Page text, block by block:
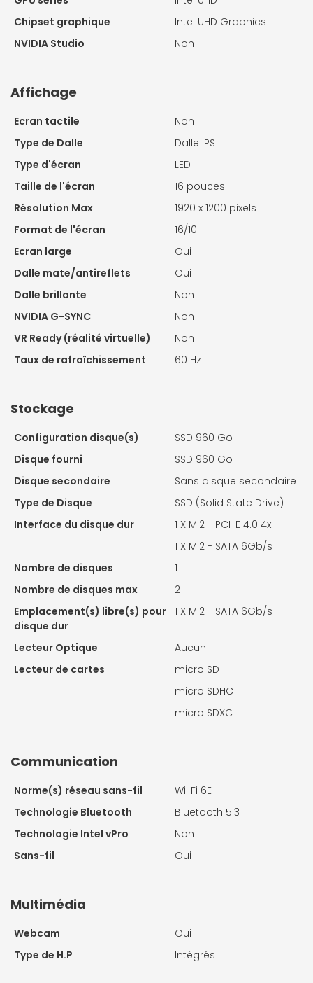
Chipset graphique
Intel UHD Graphics
NVIDIA Studio
Non
Affichage
Ecran tactile
Non
Type de Dalle
Dalle IPS
Type d'écran
LED
Taille de l'écran
16 pouces
Résolution Max
1920 x 1200 pixels
Format de l'écran
16/10
Ecran large
Oui
Dalle mate/antireflets
Oui
Dalle brillante
Non
NVIDIA G-SYNC
Non
VR Ready (réalité virtuelle)
Non
Taux de rafraîchissement
60 Hz
Stockage
Configuration disque(s)
SSD 960 Go
Disque fourni
SSD 960 Go
Disque secondaire
Sans disque secondaire
Type de Disque
SSD (Solid State Drive)
Interface du disque dur
1 X M.2 - PCI-E 4.0 4x
1 X M.2 - SATA 6Gb/s
Nombre de disques
1
Nombre de disques max
2
Emplacement(s) libre(s) pour
disque dur
1 X M.2 - SATA 6Gb/s
Lecteur Optique
Aucun
Lecteur de cartes
micro SD
micro SDHC
micro SDXC
Communication
Norme(s) réseau sans-fil
Wi-Fi 6E
Technologie Bluetooth
Bluetooth 5.3
Technologie Intel vPro
Non
Sans-fil
Oui
Multimédia
Webcam
Oui
Type de H.P
Intégrés